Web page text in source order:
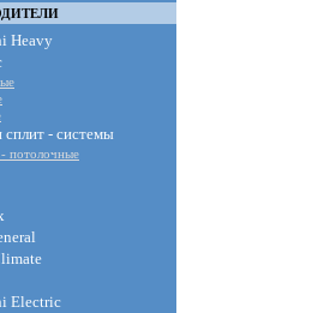
Heavy
сплит - cистемы
потолочные
Electric